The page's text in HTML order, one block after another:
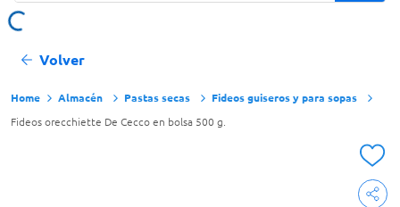
Volver
Almacén Pastas secas Fideos guiseros y para sopas
Fideos orecchiette De Cecco en bolsa 500 g.
Términos más buscados
Yerba
Cerveza
Doves
Papas Fritas